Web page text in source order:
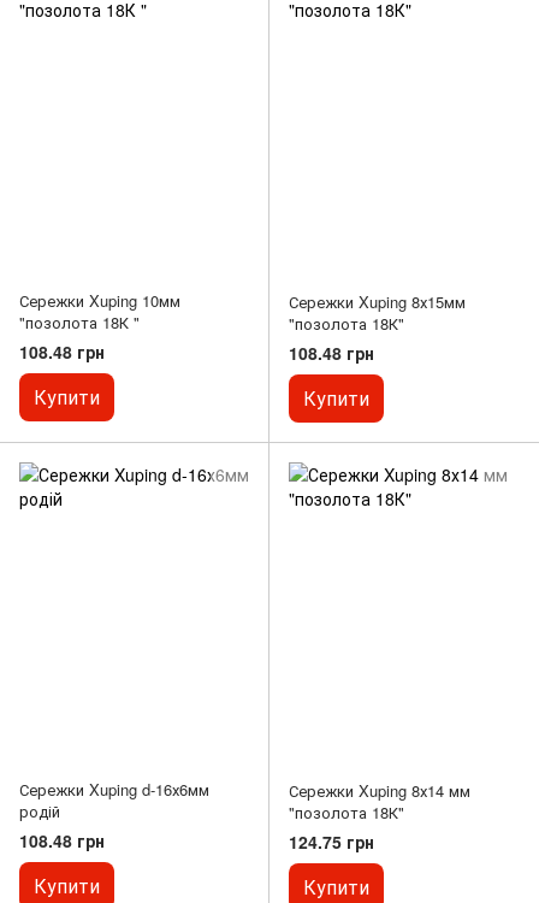
Сережки Xuping 10мм
"позолота 18К "
108.48 грн
Купити
Сережки Xuping 8х15мм
"позолота 18К"
108.48 грн
Купити
Сережки Xuping d-16х6мм
родій
108.48 грн
Купити
Сережки Xuping 8х14 мм
"позолота 18К"
124.75 грн
Купити